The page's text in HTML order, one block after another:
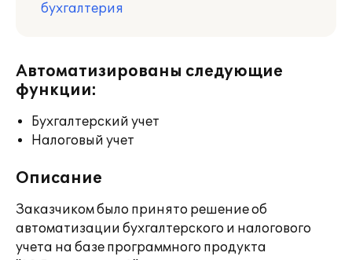
бухгалтерия
Автоматизированы следующие
функции:
Бухгалтерский учет
Налоговый учет
Описание
Заказчиком было принято решение об
автоматизации бухгалтерского и налогового
учета на базе программного продукта